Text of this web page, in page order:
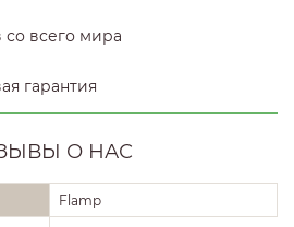
со всего мира
гарантия
О НАС
Flamp